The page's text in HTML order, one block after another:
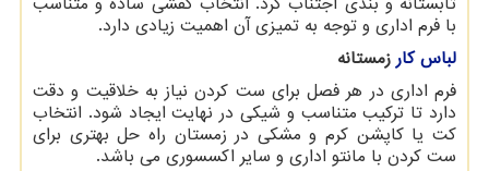
با فرم اداری و توجه به تمیزی آن اهمیت زیادی دارد.
لباس کارزمستانه
فرم اداری در هر فصل برای ست کردن نیاز به خلاقیت و دقت
دارد تا ترکیب متناسب و شیکی در نهایت ایجاد شود. انتخاب
کت یا کاپشن کرم و مشکی در زمستان راه حل بهتری برای
ست کردن با مانتو اداری و سایر اکسسوری می باشد.